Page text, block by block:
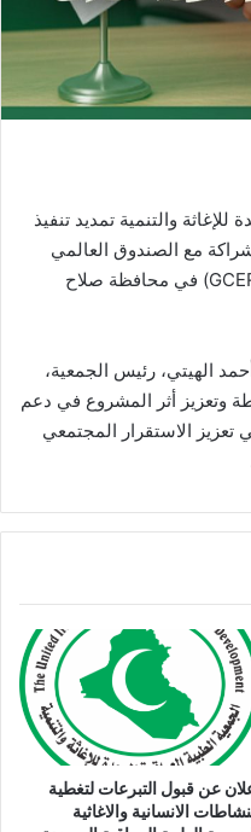
والتنمية تمديد تنفيذ
مع الصندوق العالمي
لإشراك المجتمعات وبناء الصمود (GCERF) في محافظة صلاح
الهيتي، رئيس الجمعية،
وتعزيز أثر المشروع في دعم
الاستقرار المجتمعي
عن قبول التبرعات لتغطية
الانسانية والاغاثية